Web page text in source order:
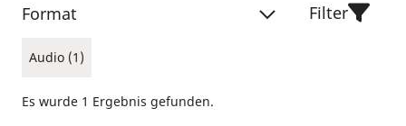
Format
Audio (1)
Filter
Es wurde 1 Ergebnis gefunden.